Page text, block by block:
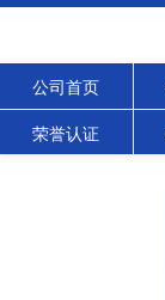
公司首页
荣誉认证